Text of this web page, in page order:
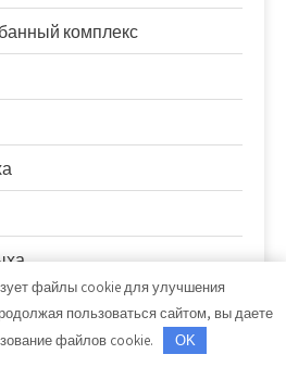
комплекс
файлы cookie для улучшения
пользоваться сайтом, вы даете
файлов cookie.
OK